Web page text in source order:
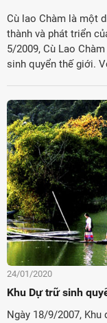
Cù lao Chàm là một
thành và phát triển
5/2009, Cù Lao
sinh quyển thế giới.
24/01/2020
Khu Dự trữ sinh
Ngày 18/9/2007,